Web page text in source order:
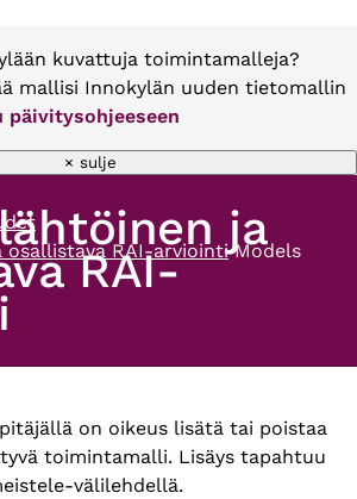
kuvattuja toimintamalleja?
mallisi Innokylän uuden tietomallin
päivitysohjeeseen
× sulje
osallistava RAI-arviointi Models
ja
RAI-
on oikeus lisätä tai poistaa
toimintamalli. Lisäys tapahtuu
välilehdellä.